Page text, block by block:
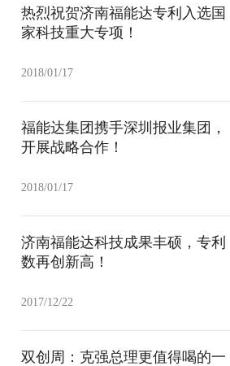
热烈祝贺济南福能达专利入选国
家科技重大专项！
2018/01/17
福能达集团携手深圳报业集团，
开展战略合作！
2018/01/17
济南福能达科技成果丰硕，专利
数再创新高！
2017/12/22
双创周：克强总理更值得喝的一